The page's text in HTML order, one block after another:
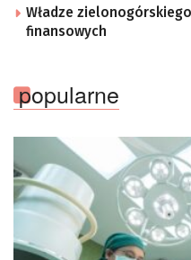
Władze
finansowych
popularne